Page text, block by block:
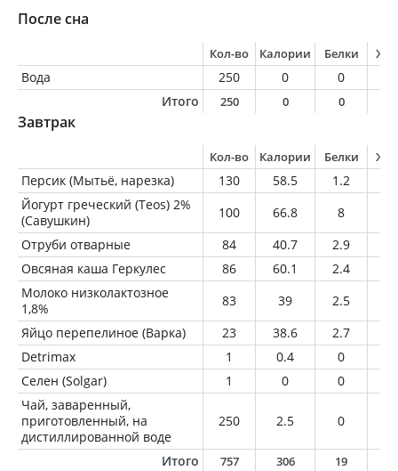
После сна
Кол-во Калории Белки
Вода 250 0 0
Итого
250 0 0
Завтрак
Кол-во Калории Белки
Персик (Мытьё, нарезка) 130 58.5 1.2
Йогурт греческий (Teos) 2%
(Савушкин)
100 66.8 8
Отруби отварные
84 40.7 2.9
Овсяная каша Геркулес
86 60.1 2.4
Молоко низколактозное
1,8%
83 39 2.5
Яйцо перепелиное (Варка)
23 38.6 2.7
Detrimax
1 0.4 0
Селен (Solgar)
1 0 0
Чай, заваренный,
приготовленный, на
дистиллированной воде
250 2.5 0
Итого 757 306 19